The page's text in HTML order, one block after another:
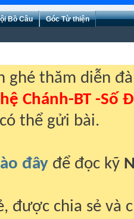
Bồ Câu Góc Từ thiện
ghé thăm diễn
Chánh-BT -Số
thể gửi bài.
đây để đọc kỹ
được chia sẻ và